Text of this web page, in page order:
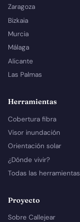
Zaragoza
Bizkaia
Murcia
Málaga
Alicante
Las Palmas
Herramientas
Cobertura fibra
Visor inundación
Orientación solar
¿Dónde vivir?
Todas las herramientas
Proyecto
Sobre Callejear